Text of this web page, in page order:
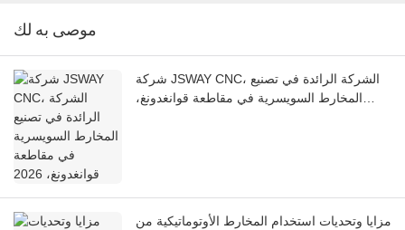
موصى به لك
شركة JSWAY CNC، الشركة الرائدة في تصنيع
المخارط السويسرية في مقاطعة قوانغدونغ،
مزايا وتحديات استخدام المخارط الأوتوماتيكية من